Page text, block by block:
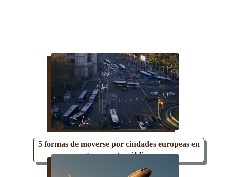
5 formas de moverse por ciudades europeas en
transporte público